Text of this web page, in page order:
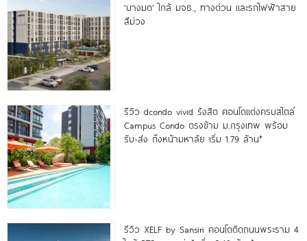
‘บางมด’ ใกล้ มจธ., ทางด่วน และรถไฟฟ้าสาย
สีม่วง
รีวิว dcondo vivid รังสิต คอนโดแต่งครบสไตล์
Campus Condo ตรงข้าม ม.กรุงเทพ พร้อม
รับ-ส่ง ถึงหน้ามหาลัย เริ่ม 1.79 ล้าน*
รีวิว XELF by Sansiri คอนโดติดถนนพระราม 4